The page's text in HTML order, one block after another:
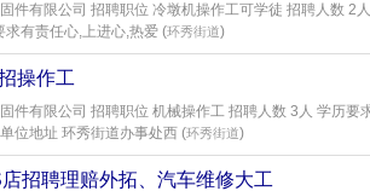
件有限公司 招聘职位 冷墩机操作工可学徒 招聘人数 2
有责任心,上进心,热爱 (环秀街道)
操作工
件有限公司 招聘职位 机械操作工 招聘人数 3人 学历
位地址 环秀街道办事处西 (环秀街道)
招聘理赔外拓、汽车维修大工